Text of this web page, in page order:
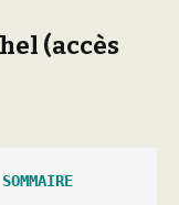
(accès